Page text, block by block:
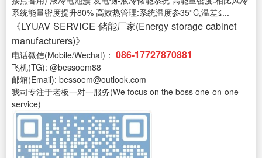
系统能量密度提升80% 高效热管理:系统温度参35°C,温差≤...
《LYUAV SERVICE 储能厂家(Energy storage cabinet
manufacturers)》
电话微信(Mobile/Wechat)： 086-17727870881
飞机(TG): @bessoem88
邮箱(Email): bessoem@outlook.com
我司专注于老板一对一服务(We focus on the boss one-on-one
service)